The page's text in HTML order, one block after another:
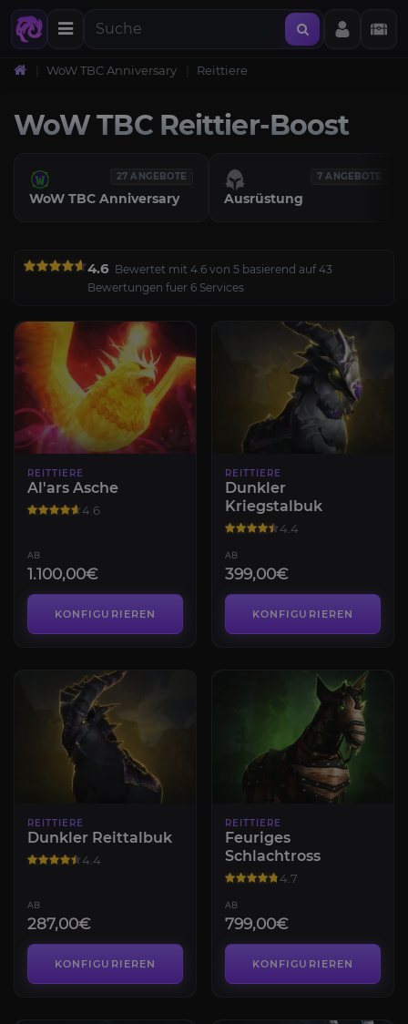
WoW TBC Anniversary Reittiere
WoW TBC Reittier-Boost
27 ANGEBOTE
WoW TBC Anniversary
7 ANGEBOTE
Ausrüstung
4.6 Bewertet mit 4.6 von 5 basierend auf 43
Bewertungen fuer 6 Services
REITTIERE
Al'ars Asche
4.6
AB
1.100,00€
KONFIGURIEREN
REITTIERE
Dunkler
Kriegstalbuk
4.4
AB
399,00€
KONFIGURIEREN
REITTIERE
Dunkler Reittalbuk
4.4
AB
287,00€
KONFIGURIEREN
REITTIERE
Feuriges
Schlachtross
4.7
AB
799,00€
KONFIGURIEREN